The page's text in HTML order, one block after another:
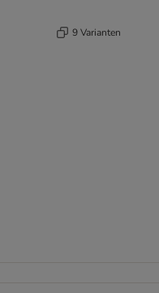
9 Varianten